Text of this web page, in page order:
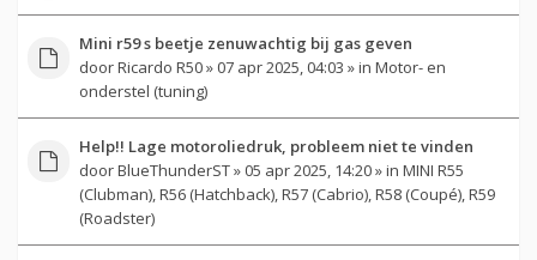
Mini r59 s beetje zenuwachtig bij gas geven
doorRicardo R50» 07 apr 2025, 04:03 » in Motor- en
onderstel (tuning)
Help!! Lage motoroliedruk, probleem niet te vinden
doorBlueThunderST» 05 apr 2025, 14:20 » in MINI R55
(Clubman), R56 (Hatchback), R57 (Cabrio), R58 (Coupé), R59
(Roadster)